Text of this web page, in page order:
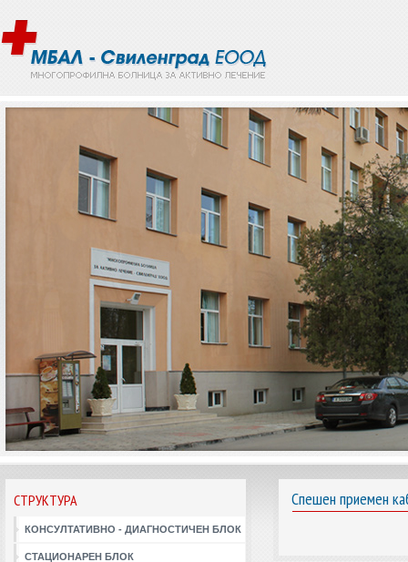
СТРУКТУРА
КОНСУЛТАТИВНО - ДИАГНОСТИЧЕН БЛОК
СТАЦИОНАРЕН БЛОК
Спешен приемен